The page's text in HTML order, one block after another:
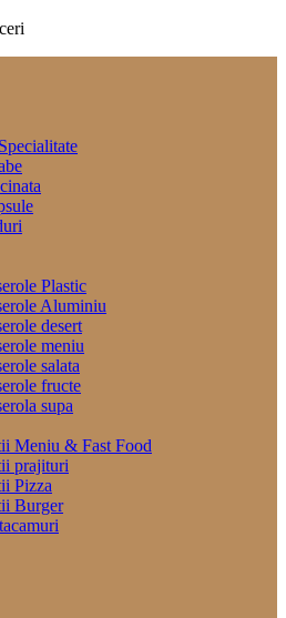
Plastic
Aluminiu
desert
meniu
salata
fructe
supa
Meniu & Fast Food
prajituri
Pizza
Burger